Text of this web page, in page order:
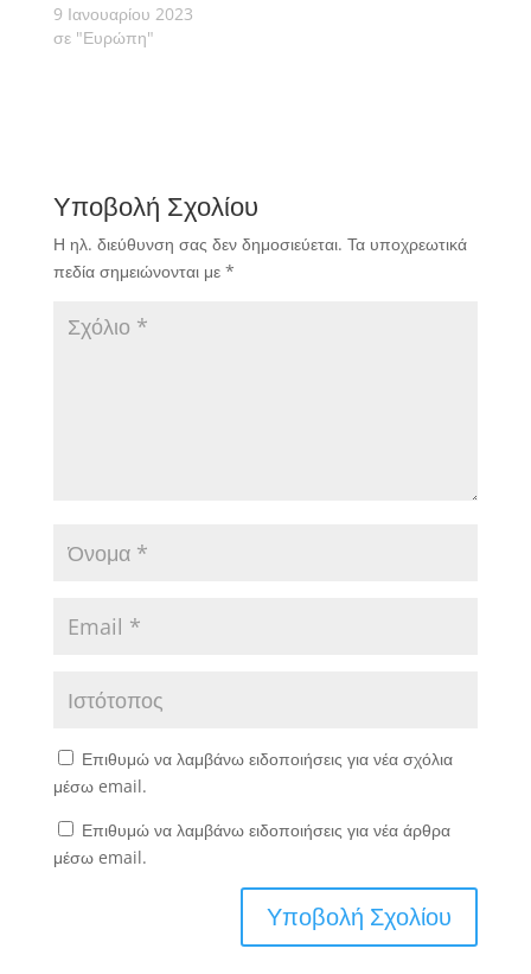
9 Ιανουαρίου 2023
σε "Ευρώπη"
Υποβολή Σχολίου
Η ηλ. διεύθυνση σας δεν δημοσιεύεται. Τα υποχρεωτικά
πεδία σημειώνονται με *
Επιθυμώ να λαμβάνω ειδοποιήσεις για νέα σχόλια
μέσω email.
Επιθυμώ να λαμβάνω ειδοποιήσεις για νέα άρθρα
μέσω email.